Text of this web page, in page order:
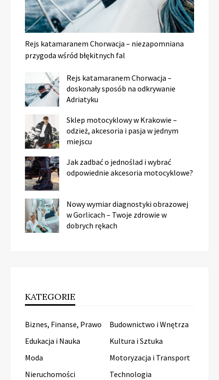
Rejs katamaranem Chorwacja – niezapomniana
przygoda wśród błękitnych fal
Rejs katamaranem Chorwacja –
doskonały sposób na odkrywanie
Adriatyku
Sklep motocyklowy w Krakowie –
odzież, akcesoria i pasja w jednym
miejscu
Jak zadbać o jednoślad i wybrać
odpowiednie akcesoria motocyklowe?
Nowy wymiar diagnostyki obrazowej
w Gorlicach – Twoje zdrowie w
dobrych rękach
KATEGORIE
Biznes, Finanse, Prawo
Budownictwo i Wnętrza
Edukacja i Nauka
Kultura i Sztuka
Moda
Motoryzacja i Transport
Nieruchomości
Technologia